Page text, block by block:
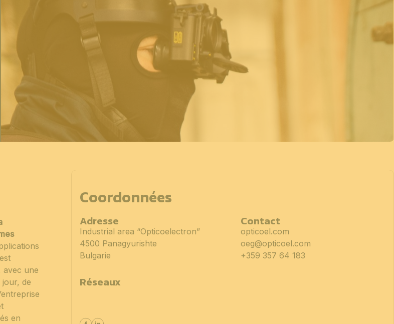
avec une
de
en
Coordonnées
Adresse
Industrial area “Opticoelectron”
4500 Panagyurishte
Bulgarie
Contact
opticoel.com
oeg@opticoel.com
+359 357 64 183
Réseaux